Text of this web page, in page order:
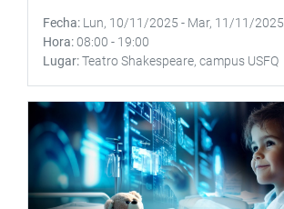
Fecha Lun, 10/11/2025 - Mar, 11/11/2025
Hora 08:00 - 19:00
Lugar Teatro Shakespeare, campus USFQ